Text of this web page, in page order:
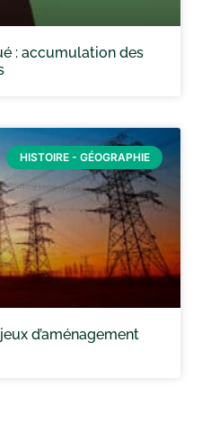
: accumulation des
HISTOIRE - GÉOGRAPHIE
d’aménagement